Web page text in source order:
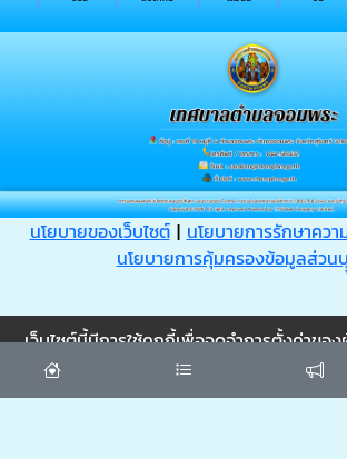
นโยบายของเว็บไซต์| นโยบายการรักษาคว
นโยบายการคุ้มครองข้อมูลส่วน
Cookie
เว็บไซต์นี้มีการใช้คุกกี้เพื่อจดจำการตั้งค่าขอ
ประสบการณ์การใช้งานของคุณให้ดียิ่งขึ้น